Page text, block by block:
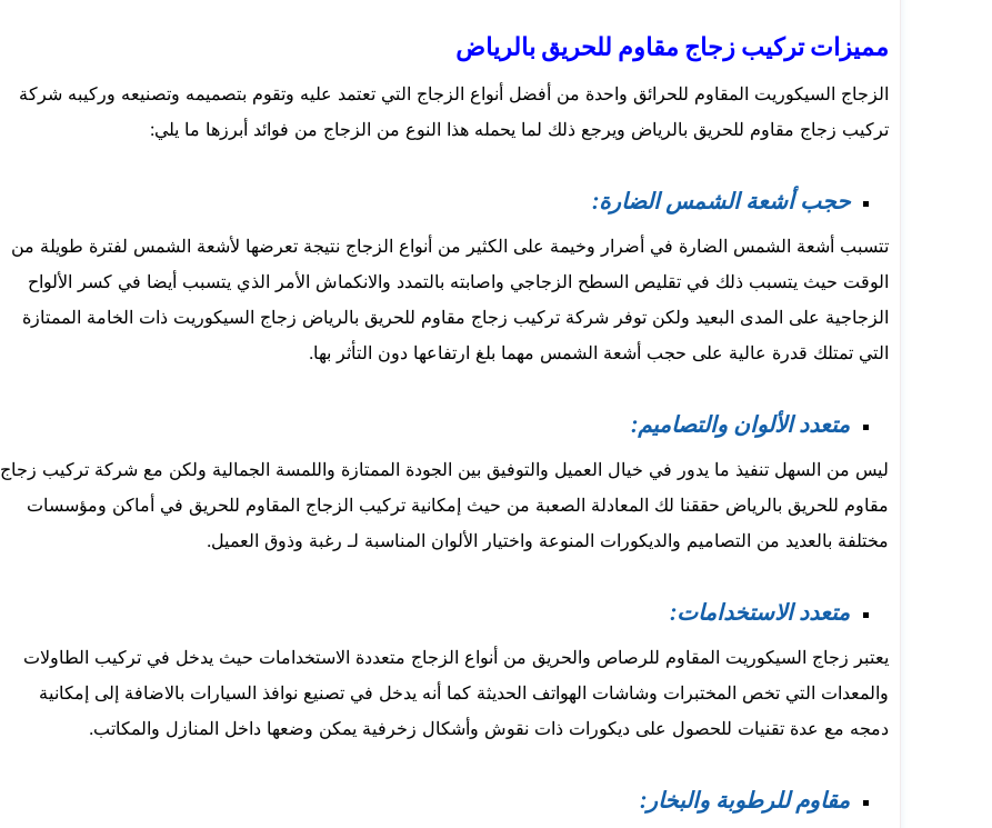
مميزات تركيب زجاج مقاوم للحريق بالرياض
الزجاج السيكوريت المقاوم للحرائق واحدة من أفضل أنواع الزجاج التي تعتمد عليه وتقوم بتصميمه وتصنيعه وركيبه شركة
تركيب زجاج مقاوم للحريق بالرياض ويرجع ذلك لما يحمله هذا النوع من الزجاج من فوائد أبرزها ما يلي:
حجب أشعة الشمس الضارة:
تتسبب أشعة الشمس الضارة في أضرار وخيمة على الكثير من أنواع الزجاج نتيجة تعرضها لأشعة الشمس لفترة طويلة من
الوقت حيث يتسبب ذلك في تقليص السطح الزجاجي واصابته بالتمدد والانكماش الأمر الذي يتسبب أيضا في كسر الألواح
الزجاجية على المدى البعيد ولكن توفر شركة تركيب زجاج مقاوم للحريق بالرياض زجاج السيكوريت ذات الخامة الممتازة
التي تمتلك قدرة عالية على حجب أشعة الشمس مهما بلغ ارتفاعها دون التأثر بها.
متعدد الألوان والتصاميم:
ليس من السهل تنفيذ ما يدور في خيال العميل والتوفيق بين الجودة الممتازة واللمسة الجمالية ولكن مع شركة تركيب زجاج
مقاوم للحريق بالرياض حققنا لك المعادلة الصعبة من حيث إمكانية تركيب الزجاج المقاوم للحريق في أماكن ومؤسسات
مختلفة بالعديد من التصاميم والديكورات المنوعة واختيار الألوان المناسبة لـ رغبة وذوق العميل.
متعدد الاستخدامات:
يعتبر زجاج السيكوريت المقاوم للرصاص والحريق من أنواع الزجاج متعددة الاستخدامات حيث يدخل في تركيب الطاولات
والمعدات التي تخص المختبرات وشاشات الهواتف الحديثة كما أنه يدخل في تصنيع نوافذ السيارات بالاضافة إلى إمكانية
دمجه مع عدة تقنيات للحصول على ديكورات ذات نقوش وأشكال زخرفية يمكن وضعها داخل المنازل والمكاتب.
مقاوم للرطوبة والبخار: